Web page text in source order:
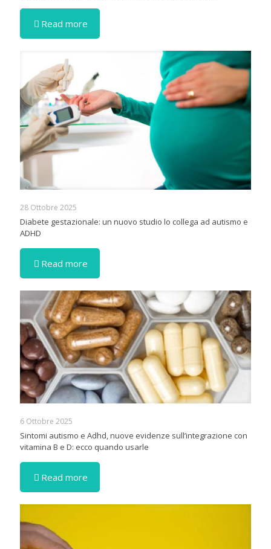
Read more
28 Ottobre 2025
Diabete gestazionale: un nuovo studio lo collega ad autismo e
ADHD
Read more
6 Ottobre 2025
Sintomi autismo e Adhd, nuove evidenze sull’integrazione con
vitamina B e D: ecco quando usarle
Read more